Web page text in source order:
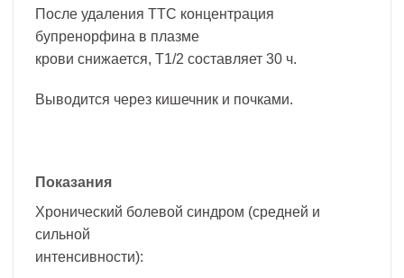
После удаления ТТС концентрация
бупренорфина в плазме
крови снижается, T1/2 составляет 30 ч.
Выводится через кишечник и почками.
Показания
Хронический болевой синдром (средней и
сильной
интенсивности):